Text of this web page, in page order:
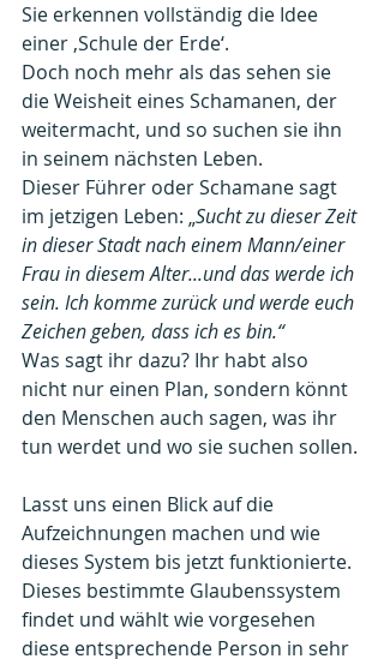
Sie erkennen vollständig die Idee
einer ‚Schule der Erde‘.
Doch noch mehr als das sehen sie
die Weisheit eines Schamanen, der
weitermacht, und so suchen sie ihn
in seinem nächsten Leben.
Dieser Führer oder Schamane sagt
im jetzigen Leben: „Sucht zu dieser Zeit
in dieser Stadt nach einem Mann/einer
Frau in diesem Alter...und das werde ich
sein. Ich komme zurück und werde euch
Zeichen geben, dass ich es bin.“
Was sagt ihr dazu? Ihr habt also
nicht nur einen Plan, sondern könnt
den Menschen auch sagen, was ihr
tun werdet und wo sie suchen sollen.
Lasst uns einen Blick auf die
Aufzeichnungen machen und wie
dieses System bis jetzt funktionierte.
Dieses bestimmte Glaubenssystem
findet und wählt wie vorgesehen
diese entsprechende Person in sehr